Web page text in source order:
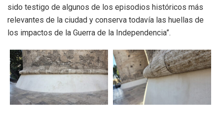
sido testigo de algunos de los episodios históricos más
relevantes de la ciudad y conserva todavía las huellas de
los impactos de la Guerra de la Independencia”.